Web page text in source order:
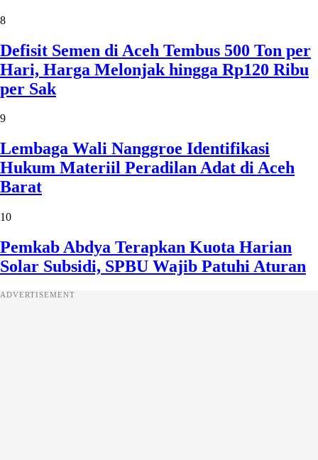
8
Defisit Semen di Aceh Tembus 500 Ton per
Hari, Harga Melonjak hingga Rp120 Ribu
per Sak
9
Lembaga Wali Nanggroe Identifikasi
Hukum Materiil Peradilan Adat di Aceh
Barat
10
Pemkab Abdya Terapkan Kuota Harian
Solar Subsidi, SPBU Wajib Patuhi Aturan
ADVERTISEMENT